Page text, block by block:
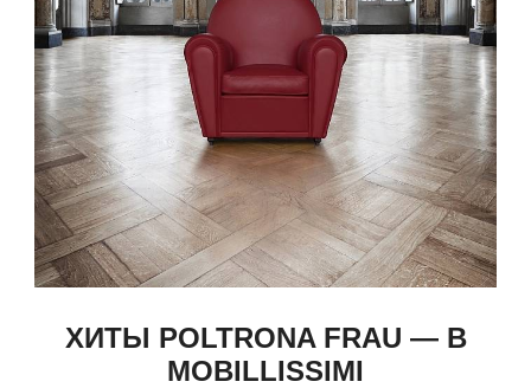
ХИТЫ POLTRONA FRAU — В
MOBILLISSIMI